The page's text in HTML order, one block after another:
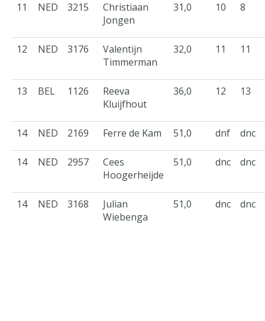
11 NED 3215
Christiaan
Jongen
31,0 10 8
12 NED 3176
Valentijn
Timmerman
32,0 11 11
13 BEL 1126
Reeva
Kluijfhout
36,0 12 13
14 NED 2169 Ferre de Kam 51,0 dnf dnc
14 NED 2957
Cees
Hoogerheijde
51,0 dnc dnc
14 NED 3168
Julian
Wiebenga
51,0 dnc dnc